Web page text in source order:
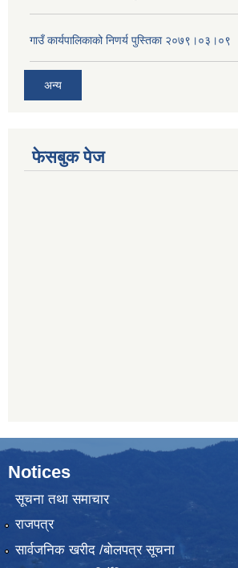
गाउँ कार्यपालिकाको निणर्य पुस्तिका २०७९।०३।०९
अन्य
फेसबुक पेज
Notices
सूचना तथा समाचार
राजपत्र
सार्वजनिक खरीद /बोलपत्र सूचना